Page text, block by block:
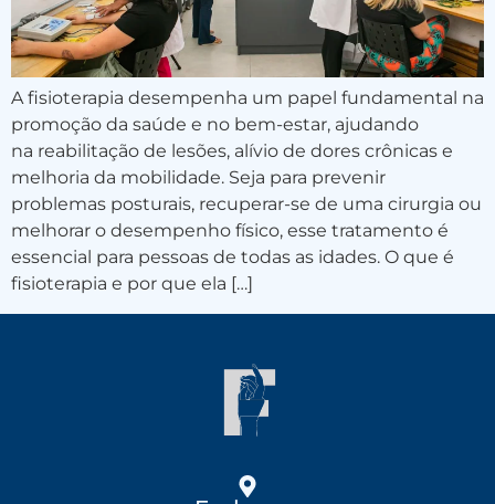
A fisioterapia desempenha um papel fundamental na
promoção da saúde e no bem-estar, ajudando
na reabilitação de lesões, alívio de dores crônicas e
melhoria da mobilidade. Seja para prevenir
problemas posturais, recuperar-se de uma cirurgia ou
melhorar o desempenho físico, esse tratamento é
essencial para pessoas de todas as idades. O que é
fisioterapia e por que ela […]